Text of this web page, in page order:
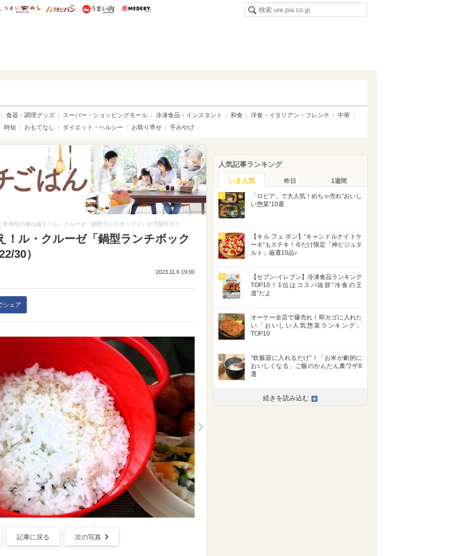
研 ディズニー特集
mimot. うまいめし うまいパン うまい肉
食器・調理グッズ スーパー・ショッピングモール 冷凍食品・インスタント 和食 洋食・イタリアン・フレンチ
中華
時短
おもてなし ダイエット・ヘルシー お取り寄せ 手みやげ
実用性の兼ね備え！ル・クルーゼ「鍋型ランチボックス」が万能すぎた
！ル・クルーゼ「鍋型ランチボック
30）
2023.11.6 19:00
シェア
記事に戻る 次の写真
人気記事ランキング
いま人気 昨日 1週間
1
「ロピア」で大人気！めちゃ売れ“おいし
い惣菜”10選
2
【キル フェ ボン】“キャンドルナイトケ
ーキ”もステキ！今だけ限定「神ビジュタ
ルト」厳選10品♪
3
【セブン-イレブン】冷凍食品ランキング
TOP10！1位はコスパ抜群“冷食の王
道”だよ
4
オーケー全店で爆売れ！即カゴに入れた
い「おいしい人気惣菜ランキング」
TOP10
5
“炊飯器に入れるだけ”！「お米が劇的に
おいしくなる」ご飯のかんたん裏ワザ8
選
続きを読み込む